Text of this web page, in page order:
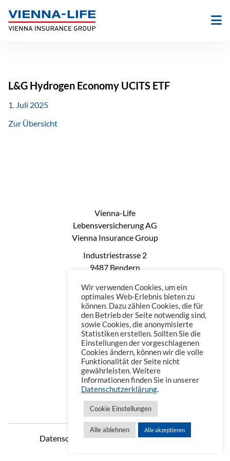
Inhalt
springen
L&G Hydrogen Economy UCITS ETF
1. Juli 2025
Zur Übersicht
Vienna-Life
Lebensversicherung AG
Vienna Insurance Group
Industriestrasse 2
9487 Bendern
Phone: +423 235 0660
Telefax: +423 235 0669
Mail: office@vienna-life.li
Datenschutzerklärung Impressum
Wir verwenden Cookies, um ein
optimales Web-Erlebnis bieten zu
können. Dazu zählen Cookies, die für
den Betrieb der Seite notwendig sind,
sowie Cookies, die anonymisierte
Statistiken erstellen. Sollten Sie die
Einstellungen der vorgeschlagenen
Cookies ändern, können wir die volle
Funktionalität der Seite nicht
gewährleisten. Weitere
Informationen finden Sie in unserer
Datenschutzerklärung.
Cookie Einstellungen
Alle ablehnen Alle akzeptieren